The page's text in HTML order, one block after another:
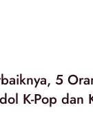
5
K-Pop dan